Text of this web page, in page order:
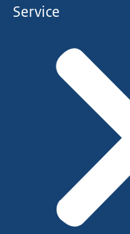
Service